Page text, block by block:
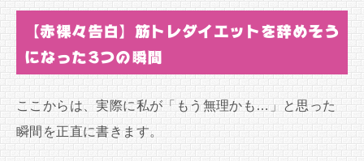
【赤裸々告白】筋トレダイエットを辞めそう
になった3つの瞬間
ここからは、実際に私が「もう無理かも…」と思った
瞬間を正直に書きます。